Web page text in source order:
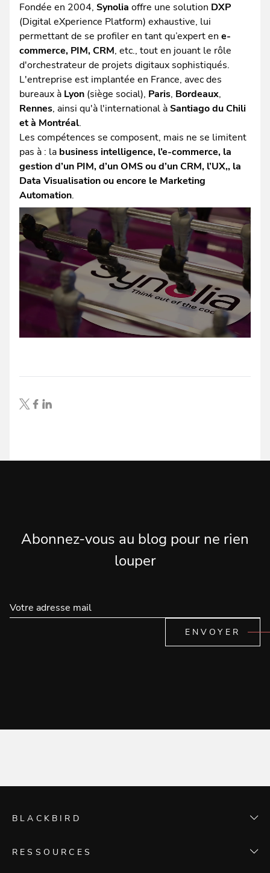
Fondée en 2004, Synolia offre une solution DXP
(Digital eXperience Platform) exhaustive, lui
permettant de se profiler en tant qu’expert en e-
commerce, PIM, CRM, etc., tout en jouant le rôle
d'orchestrateur de projets digitaux sophistiqués.
L'entreprise est implantée en France, avec des
bureaux à Lyon (siège social), Paris, Bordeaux,
Rennes, ainsi qu'à l'international àSantiago du Chili
et à Montréal.
Les compétences se composent, mais ne se limitent
pas à : la business intelligence, l’e-commerce, la
gestion d’un PIM, d’un OMS ou d’un CRM, l’UX,, la
Data Visualisation ou encore le Marketing
Automation.
Abonnez-vous au blog pour ne rien
louper
ENVOYER
BLACKBIRD
L'agence
RESSOURCES